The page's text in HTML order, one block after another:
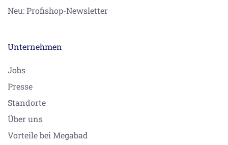
Neu: Profishop-Newsletter
Unternehmen
Jobs
Presse
Standorte
Über uns
Vorteile bei Megabad